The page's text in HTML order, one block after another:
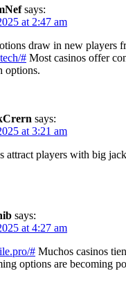
says:
at 2:47 am
draw in new players
# Most casinos offer
options.
says:
at 3:21 am
attract players with big
says:
at 4:27 am
# Muchos casinos
options are becoming